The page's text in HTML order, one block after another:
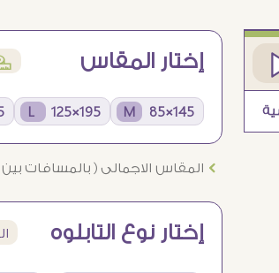
إختار المقاس
145×85 M
195×125 L
Ö المقاس الاجمالى ( بالمسافات
إختار نوع التابلوه